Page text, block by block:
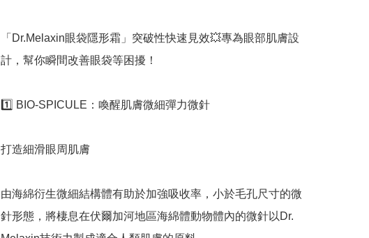
「Dr.Melaxin眼袋隱形霜」突破性快速見效💥專為眼部肌膚設
計，幫你瞬間改善眼袋等困擾！
1️⃣ BIO-SPICULE：喚醒肌膚微細彈力微針
打造細滑眼周肌膚
由海綿衍生微細結構體有助於加強吸收率，小於毛孔尺寸的微
針形態，將棲息在伏爾加河地區海綿體動物體內的微針以Dr.